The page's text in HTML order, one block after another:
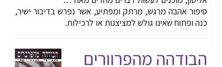
סיפור אהבה מרגש, מרתק ומפתיע, אשר נפרש בדיבור ישיר,
כנה ופתוח שאינו גולש למציצנות או לרכילות.
הבודהה מהפרוורים